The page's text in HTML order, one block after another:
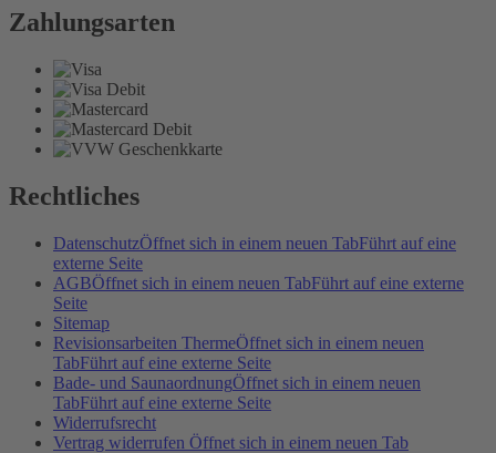
Zahlungsarten
Rechtliches
DatenschutzÖffnet sich in einem neuen TabFührt auf eine
externe Seite
AGBÖffnet sich in einem neuen TabFührt auf eine externe
Seite
Sitemap
Revisionsarbeiten ThermeÖffnet sich in einem neuen
TabFührt auf eine externe Seite
Bade- und SaunaordnungÖffnet sich in einem neuen
TabFührt auf eine externe Seite
Widerrufsrecht
Vertrag widerrufen Öffnet sich in einem neuen Tab